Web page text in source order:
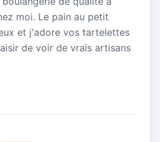
moi. Le pain au petit
et j'adore vos tartelettes
de voir de vrais artisans